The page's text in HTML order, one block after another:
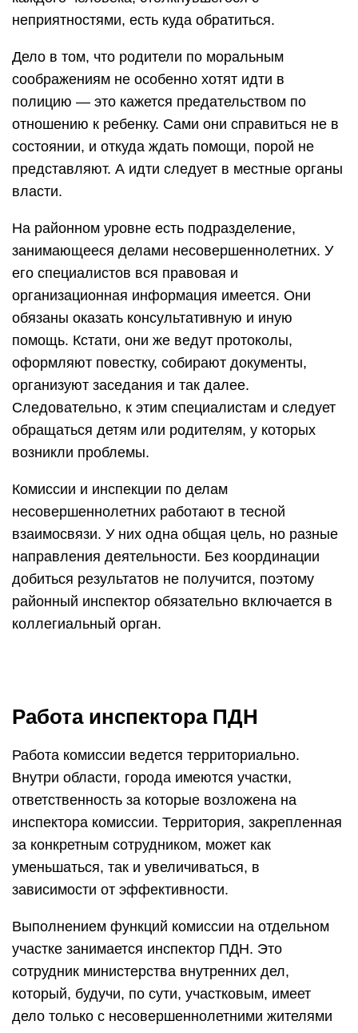
неприятностями, есть куда обратиться.
Дело в том, что родители по моральным
соображениям не особенно хотят идти в
полицию — это кажется предательством по
отношению к ребенку. Сами они справиться не в
состоянии, и откуда ждать помощи, порой не
представляют. А идти следует в местные органы
власти.
На районном уровне есть подразделение,
занимающееся делами несовершеннолетних. У
его специалистов вся правовая и
организационная информация имеется. Они
обязаны оказать консультативную и иную
помощь. Кстати, они же ведут протоколы,
оформляют повестку, собирают документы,
организуют заседания и так далее.
Следовательно, к этим специалистам и следует
обращаться детям или родителям, у которых
возникли проблемы.
Комиссии и инспекции по делам
несовершеннолетних работают в тесной
взаимосвязи. У них одна общая цель, но разные
направления деятельности. Без координации
добиться результатов не получится, поэтому
районный инспектор обязательно включается в
коллегиальный орган.
Работа инспектора ПДН
Работа комиссии ведется территориально.
Внутри области, города имеются участки,
ответственность за которые возложена на
инспектора комиссии. Территория, закрепленная
за конкретным сотрудником, может как
уменьшаться, так и увеличиваться, в
зависимости от эффективности.
Выполнением функций комиссии на отдельном
участке занимается инспектор ПДН. Это
сотрудник министерства внутренних дел,
который, будучи, по сути, участковым, имеет
дело только с несовершеннолетними жителями